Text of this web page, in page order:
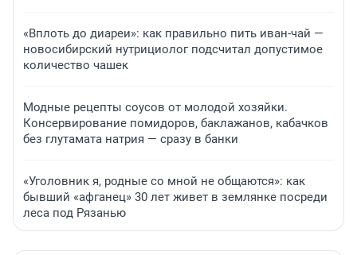
«Вплоть до диареи»: как правильно пить иван-чай —
новосибирский нутрициолог подсчитал допустимое
количество чашек
Модные рецепты соусов от молодой хозяйки.
Консервирование помидоров, баклажанов, кабачков
без глутамата натрия — сразу в банки
«Уголовник я, родные со мной не общаются»: как
бывший «афганец» 30 лет живет в землянке посреди
леса под Рязанью